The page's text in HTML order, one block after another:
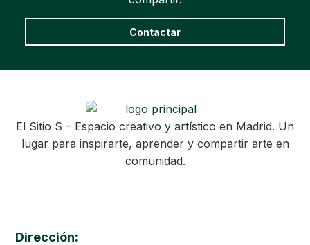
Contactar
El Sitio S – Espacio creativo y artístico en Madrid. Un
lugar para inspirarte, aprender y compartir arte en
comunidad.
Dirección: